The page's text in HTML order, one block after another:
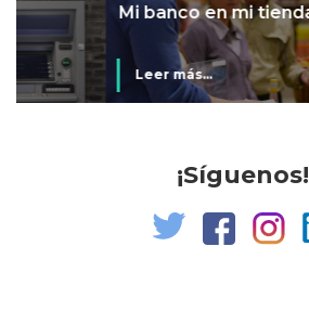
Mi banco en mi tienda
Leer más...
¡Síguenos!